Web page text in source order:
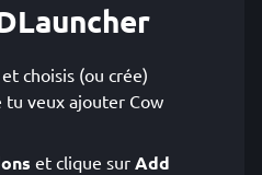
choisis (ou crée)
tu veux ajouter Cow
et clique sur Add